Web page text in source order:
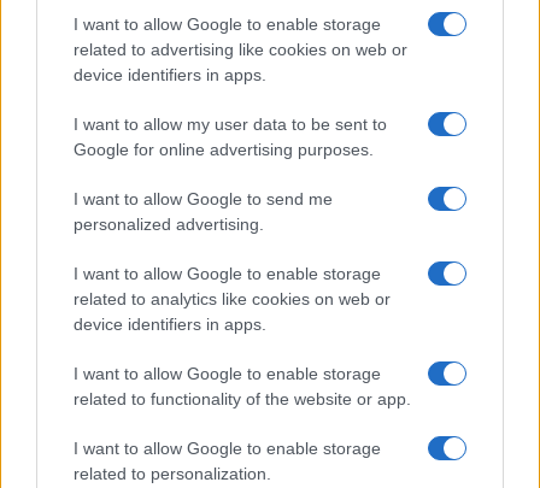
I want to allow Google to enable storage
related to advertising like cookies on web or
device identifiers in apps.
I want to allow my user data to be sent to
Google for online advertising purposes.
I want to allow Google to send me
personalized advertising.
I want to allow Google to enable storage
related to analytics like cookies on web or
device identifiers in apps.
I want to allow Google to enable storage
related to functionality of the website or app.
I want to allow Google to enable storage
related to personalization.
gennaio 2021, con una progressione che potrebbe
portare il debito vicino alla soglia dei 2650